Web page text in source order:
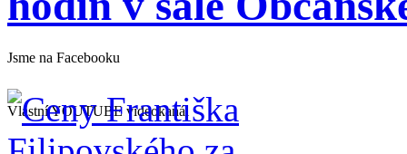
Jsme na Facebooku
Vlastní YOUTUBE videokanál